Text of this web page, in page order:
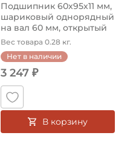
Подшипник 60х95х11 мм,
шариковый однорядный
на вал 60 мм, открытый
Вес товара 0.28 кг.
Нет в наличии
3 247 ₽
В корзину